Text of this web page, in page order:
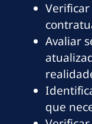
Verificar
Avaliar
que